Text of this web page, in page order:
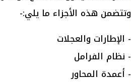
وتتضمن هذه الأجزاء ما يلي:-
- الإطارات والعجلات
- نظام الفرامل
- أعمدة المحاور